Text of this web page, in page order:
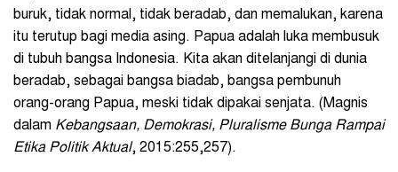
buruk, tidak normal, tidak beradab, dan memalukan, karena
itu terutup bagi media asing. Papua adalah luka membusuk
di tubuh bangsa Indonesia. Kita akan ditelanjangi di dunia
beradab, sebagai bangsa biadab, bangsa pembunuh
orang-orang Papua, meski tidak dipakai senjata. (Magnis
dalam Kebangsaan, Demokrasi, Pluralisme Bunga Rampai
Etika Politik Aktual, 2015:255,257).